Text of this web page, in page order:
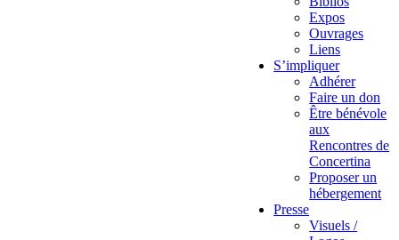
Expos
Ouvrages
Liens
S’impliquer
Adhérer
Faire un don
Être bénévole
aux
Rencontres de
Concertina
Proposer un
hébergement
Presse
Visuels /